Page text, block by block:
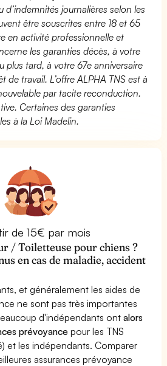
d’indemnités journalières selon les
être souscrites entre 18 et 65
en activité professionnelle et
les garanties décès, à votre
plus tard, à votre 67e anniversaire
de travail. L’offre ALPHA TNS est à
par tacite reconduction.
Certaines des garanties
à la Loi Madelin.
de 15€ par mois
/ Toiletteuse pour chiens ?
en cas de maladie, accident
et généralement les aides de
ne sont pas très importantes
d'indépendants ontalors
prévoyance pour les TNS
et les indépendants. Comparer
assurances prévoyance